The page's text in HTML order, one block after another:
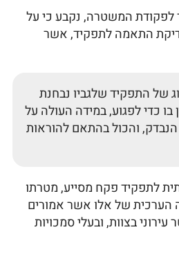
העוקב, סעיף 24ד לפקודת המשטרה, נקבע כי על
התאמה לתפקיד, אשר
של התפקיד שלגביו נבחנת
כדי לפגוע, במידה העולה על
והכול בהתאם להוראות
לתפקיד פקח מסייע, מטרתו
הערכית של אלו אשר אמורים
בצוות, ובעלי סמכויות